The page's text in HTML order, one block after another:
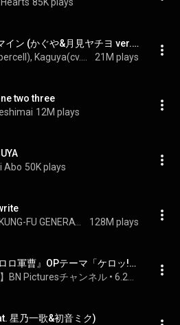
ワールドイズマイン (かぐや&月見ヤチヨ ver.) [CPK! Remix] - World is Mine (Kaguya&Yachiyo Runami ver.) [CPK! Remix]
21M plays
two three
12M plays
Abo 50K plays
128M plays
TVアニメ『ケロロ軍曹』OPテーマ「ケロッ!とマーチ」ノンクレジット映像
】BN Picturesチャンネル •
星乃一歌&初音ミク)